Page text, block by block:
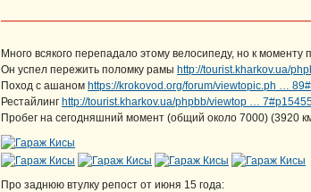
Много всякого перепадало этому велосипеду, но к
Он успел пережить поломку рамы http://tourist.kharkov.ua/
Поход с ашаном https://krokovod.org/forum/viewtopic.ph …
Рестайлинг http://tourist.kharkov.ua/phpbb/viewtop …
Пробег на сегодняшний момент (общий около 7000) (3920
Про заднюю втулку репост от июня 15 года: